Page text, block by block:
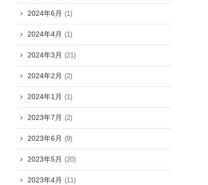
2024年6月 (1)
2024年4月 (1)
2024年3月 (21)
2024年2月 (2)
2024年1月 (1)
2023年7月 (2)
2023年6月 (9)
2023年5月 (20)
2023年4月 (11)